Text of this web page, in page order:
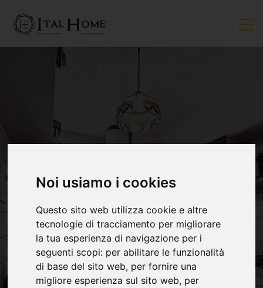
Noi usiamo i cookies
Questo sito web utilizza cookie e altre
tecnologie di tracciamento per migliorare
la tua esperienza di navigazione per i
seguenti scopi: per abilitare le funzionalità
di base del sito web, per fornire una
migliore esperienza sul sito web, per
VENDUTO